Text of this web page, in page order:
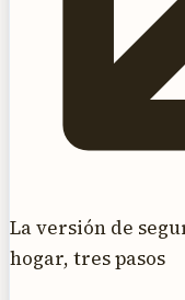
La versión de
hogar, tres pasos